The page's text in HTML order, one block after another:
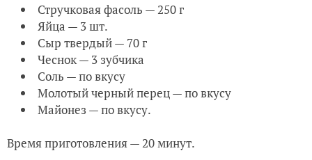
Стручковая фасоль — 250 г
Яйца — 3 шт.
Сыр твердый — 70 г
Чеснок — 3 зубчика
Соль — по вкусу
Молотый черный перец — по вкусу
Майонез — по вкусу.
Время приготовления — 20 минут.